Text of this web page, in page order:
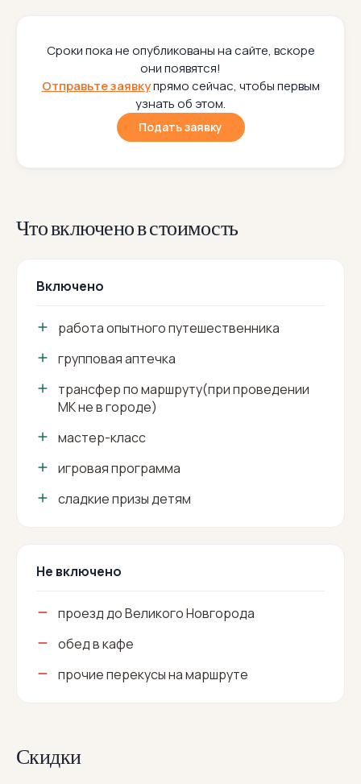
Сроки пока не опубликованы на сайте, вскоре
они появятся!
Отправьте заявкупрямо сейчас, чтобы первым
узнать об этом.
Подать заявку
Что включено в стоимость
Включено
работа опытного путешественника
групповая аптечка
трансфер по маршруту(при проведении
МК не в городе)
мастер-класс
игровая программа
сладкие призы детям
Не включено
проезд до Великого Новгорода
обед в кафе
прочие перекусы на маршруте
Скидки